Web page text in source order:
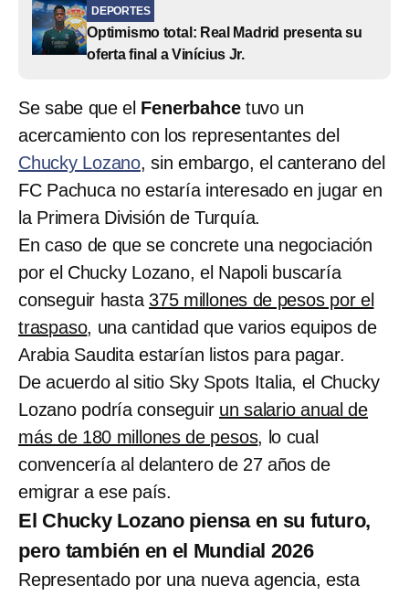
DEPORTES
Optimismo total: Real Madrid presenta su
oferta final a Vinícius Jr.
Se sabe que el Fenerbahcetuvo un
acercamiento con los representantes del
Chucky Lozano, sin embargo, el canterano del
FC Pachuca no estaría interesado en jugar en
la Primera División de Turquía.
En caso de que se concrete una negociación
por el Chucky Lozano, el Napoli buscaría
conseguir hasta 375 millones de pesos por el
traspaso, una cantidad que varios equipos de
Arabia Saudita estarían listos para pagar.
De acuerdo al sitio Sky Spots Italia, el Chucky
Lozano podría conseguir un salario anual de
más de 180 millones de pesos, lo cual
convencería al delantero de 27 años de
emigrar a ese país.
El Chucky Lozano piensa en su futuro,
pero también en el Mundial 2026
Representado por una nueva agencia, esta